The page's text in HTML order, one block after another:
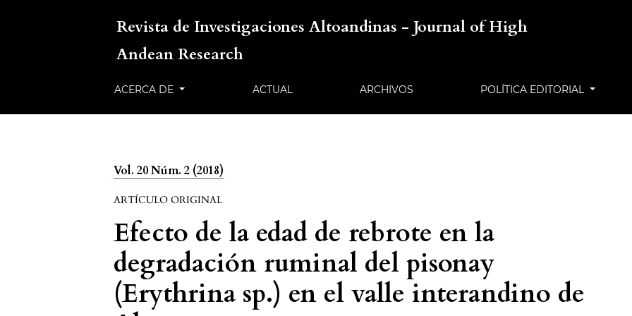
Revista de Investigaciones Altoandinas - Journal of High
Andean Research
ACERCA DE ACTUAL ARCHIVOS POLÍTICA EDITORIAL
Vol. 20 Núm. 2 (2018)
ARTÍCULO ORIGINAL
Efecto de la edad de rebrote en la
degradación ruminal del pisonay
(Erythrina sp.) en el valle interandino de